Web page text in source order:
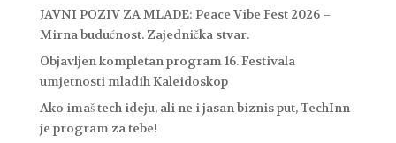
JAVNI POZIV ZA MLADE: Peace Vibe Fest 2026 –
Mirna budućnost. Zajednička stvar.
Objavljen kompletan program 16. Festivala
umjetnosti mladih Kaleidoskop
Ako imaš tech ideju, ali ne i jasan biznis put, TechInn
je program za tebe!